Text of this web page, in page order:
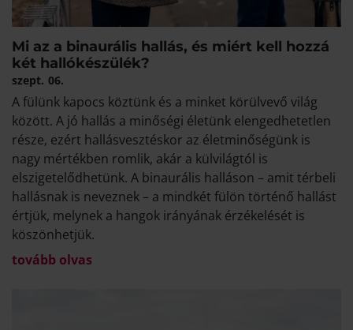
Mi az a binaurális hallás, és miért kell hozzá
két hallókészülék?
szept. 06.
A fülünk kapocs köztünk és a minket körülvevő világ
között. A jó hallás a minőségi életünk elengedhetetlen
része, ezért hallásvesztéskor az életminőségünk is
nagy mértékben romlik, akár a külvilágtól is
elszigetelődhetünk. A binaurális halláson – amit térbeli
hallásnak is neveznek – a mindkét fülön történő hallást
értjük, melynek a hangok irányának érzékelését is
köszönhetjük.
tovább olvas